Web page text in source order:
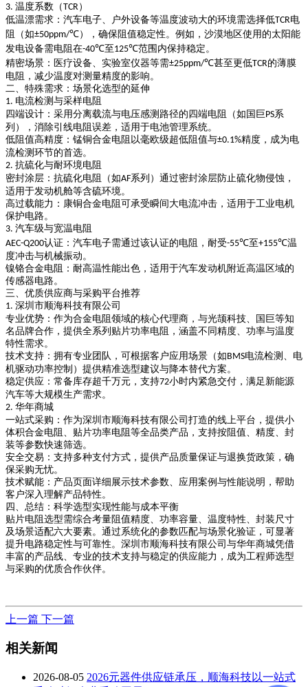
3. 温度系数（TCR）
低温漂需求 ：汽车电子、户外设备等温度波动大的环境需选择低TCR电
阻（如±50ppm/℃），确保阻值稳定性。例如，沙漠地区使用的太阳能
发电设备需电阻在-40℃至125℃范围内保持稳定。
精密场景 ：医疗设备、实验室仪器等需±25ppm/℃甚至更低TCR的薄膜
电阻，减少温度对测量精度的影响。
二、特殊需求：场景化选型的延伸
1. 电流检测与采样电阻
四端设计 ：采用分离载流与电压感测路径的四端电阻（如国巨PS系
列），消除引线电阻误差，适用于电池管理系统。
低阻值高精度 ：锰铜合金电阻以毫欧级超低阻值与±0.1%精度，成为电
流检测环节的首选。
2. 抗硫化与耐环境电阻
密封涂层 ：抗硫化电阻（如AF系列）通过密封涂层防止硫化物侵蚀，
适用于发动机舱等含硫环境。
高过载能力 ：康铜合金电阻可承受瞬间大电流冲击，适用于工业电机
保护电路。
3. 汽车级与宽温电阻
AEC-Q200认证 ：汽车电子需通过该认证的电阻，耐受-55℃至+155℃温
度冲击与机械振动。
镍铬合金电阻 ：耐高温性能出色，适用于汽车发动机附近高温区域的
传感器电路。
三、优质供应商与采购平台推荐
1. 深圳市顺海科技有限公司
专业优势 ：作为合金电阻领域的核心代理商，与光颉科技、国巨等知
名品牌合作，提供全系列贴片功率电阻，涵盖不同精度、功率与温度
特性需求。
技术支持 ：拥有专业团队，可根据客户应用场景（如BMS电流检测、电
机驱动功率控制）提供精准选型建议与降本替代方案。
稳定供应 ：常备库存超千万元，支持72小时内紧急交付，满足新能源
汽车等大规模生产需求。
2. 华年商城
一站式采购 ：作为深圳市顺海科技有限公司打造的线上平台，提供小
体积合金电阻、贴片功率电阻等全品类产品，支持按阻值、精度、封
装等参数快速筛选。
安全交易 ：支持多种支付方式，提供产品质量保证与退换货政策，确
保采购无忧。
技术赋能 ：产品页面详细展示技术参数、应用案例与性能说明，帮助
客户深入理解产品特性。
四、总结：科学选型实现性能与成本平衡
贴片电阻选型需综合考量阻值精度、功率容量、温度特性、封装尺寸
及场景适配六大要素。通过系统化的参数匹配与场景化验证，可显著
提升电路稳定性与可靠性。深圳市顺海科技有限公司与华年商城凭借
丰富的产品线、专业的技术支持与稳定的供应能力，成为工程师选型
与采购的优质合作伙伴。
上一篇 下一篇
相关新闻
2026-08-05 2026元器件供应链承压，顺海科技以一站式